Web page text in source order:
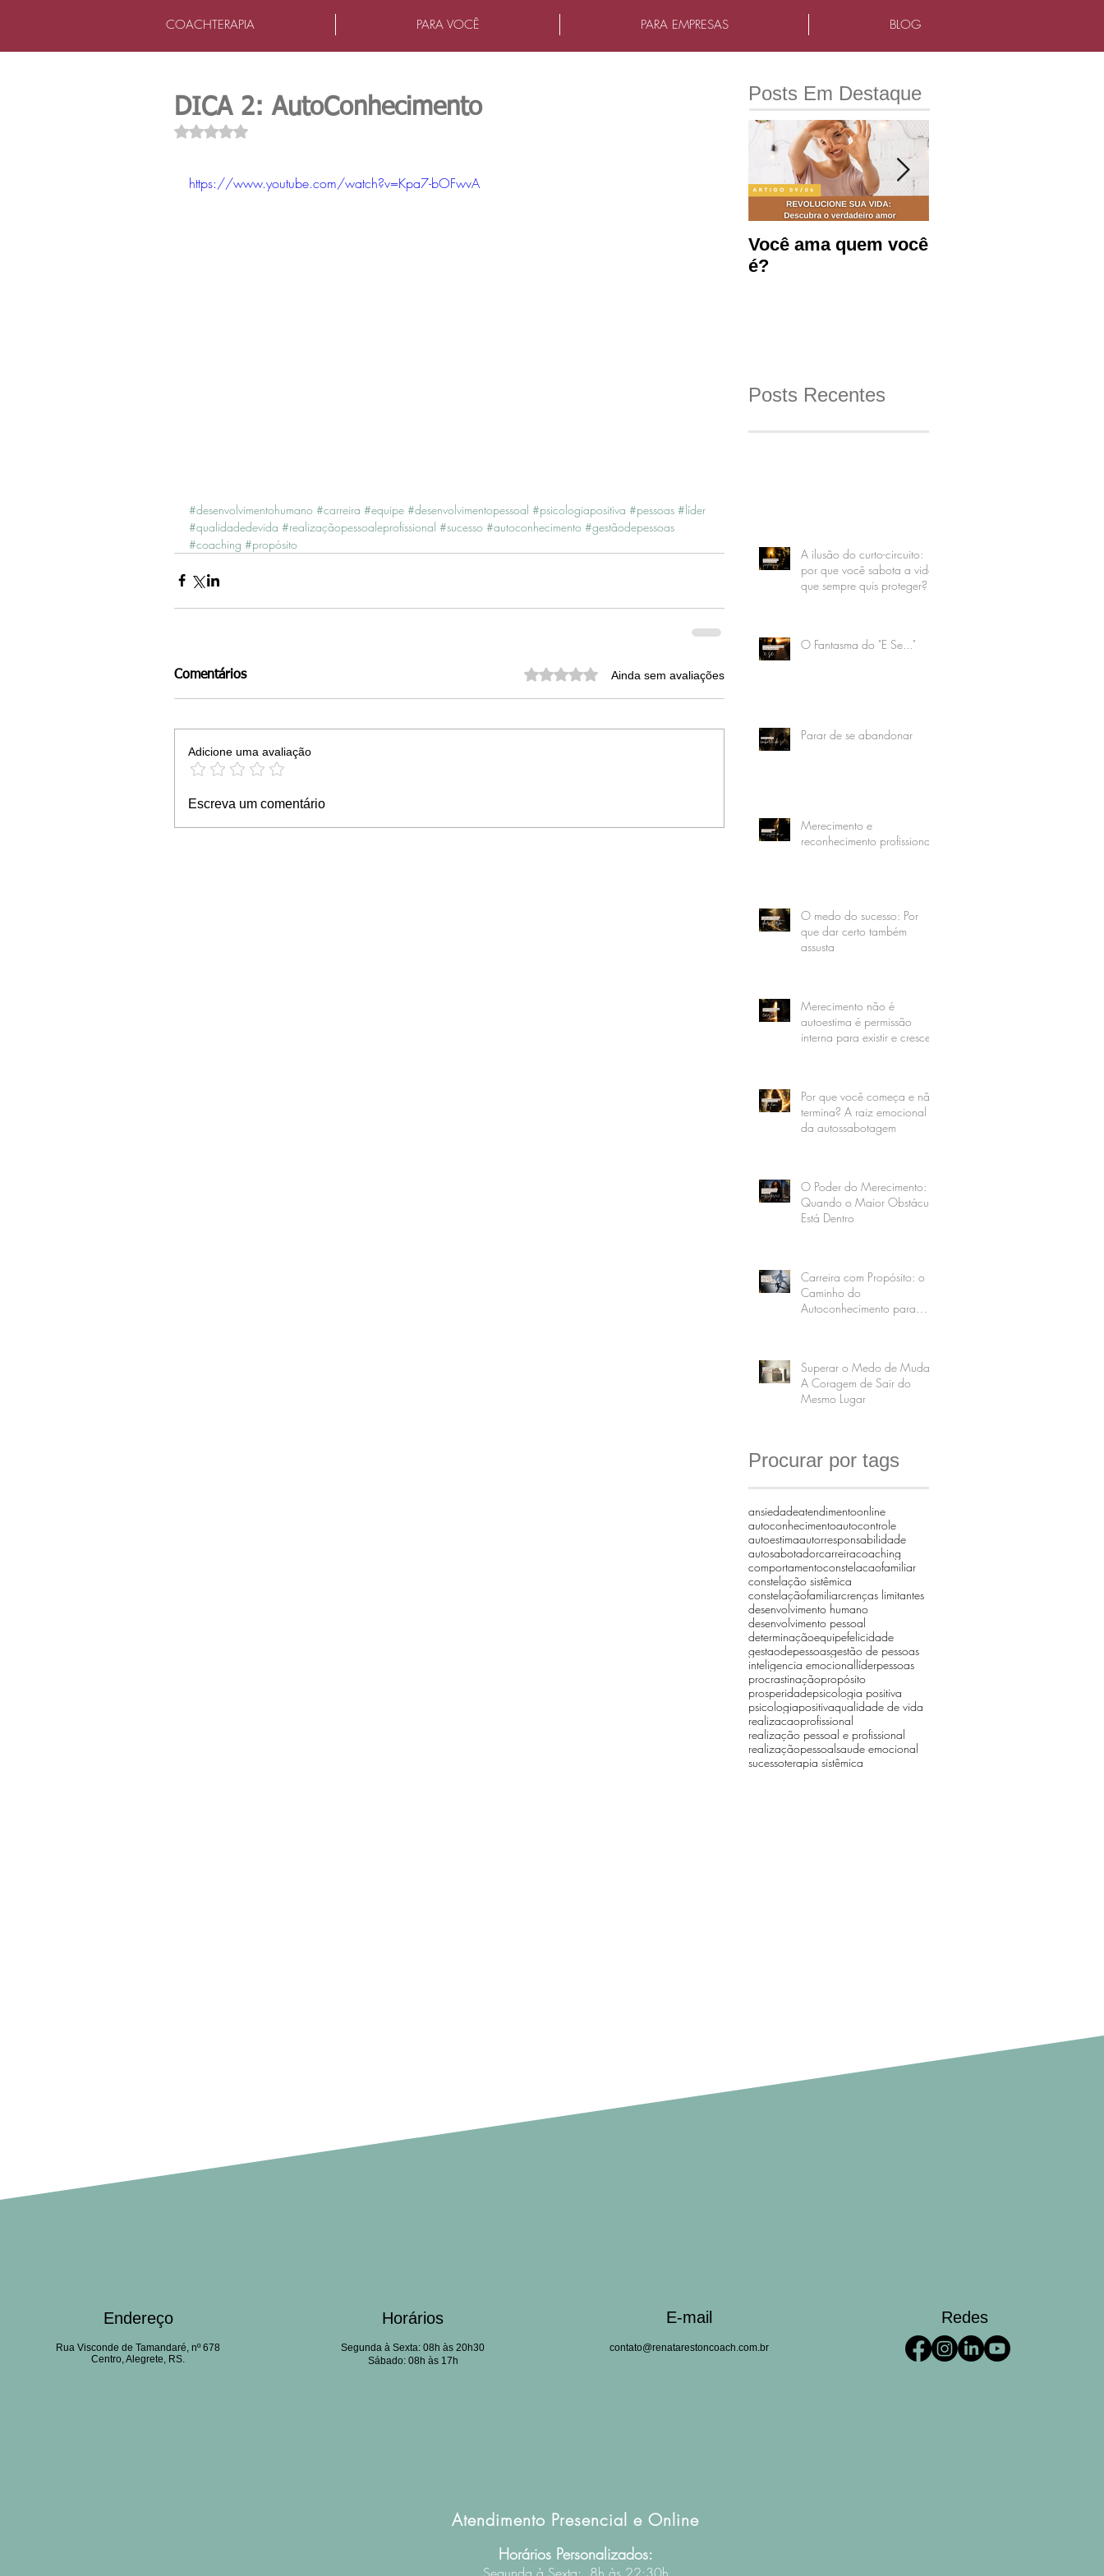
COACHTERAPIA PARA VOCÊ PARA EMPRESAS BLOG
DICA 2: AutoConhecimento
Avaliado com NaN de 5 estrelas.
https://www.youtube.com/watch?v=Kpa7-bOFwvA
#desenvolvimentohumano #carreira #equipe #desenvolvimentopessoal #psicologiapositiva #pessoas #líder
#qualidadedevida #realizaçãopessoaleprofissional #sucesso #autoconhecimento #gestãodepessoas
#coaching #propósito
Comentários Avaliado com 0 de 5 estrelas.Ainda sem avaliações
Adicione uma avaliação
Escreva um comentário
Posts Em Destaque
Você ama quem você
é?
Posts Recentes
A ilusão do curto-circuito:
por que você sabota a vida
que sempre quis proteger?
O Fantasma do "E Se..."
Parar de se abandonar
Merecimento e
reconhecimento profissional
O medo do sucesso: Por
que dar certo também
assusta
Merecimento não é
autoestima é permissão
interna para existir e crescer
Por que você começa e não
termina? A raiz emocional
da autossabotagem
O Poder do Merecimento:
Quando o Maior Obstáculo
Está Dentro
Carreira com Propósito: o
Caminho do
Autoconhecimento para
Superar o Medo de Mudar:
A Coragem de Sair do
Mesmo Lugar
Procurar por tags
ansiedadeatendimentoonline
autoconhecimentoautocontrole
autoestimaautorresponsabilidade
autosabotadorcarreiracoaching
comportamentoconstelacaofamiliar
constelação sistêmica
constelaçãofamiliarcrenças limitantes
desenvolvimento humano
desenvolvimento pessoal
determinaçãoequipefelicidade
gestaodepessoasgestão de pessoas
inteligencia emocionallíderpessoas
procrastinaçãopropósito
prosperidadepsicologia positiva
psicologiapositivaqualidade de vida
realizacaoprofissional
realização pessoal e profissional
realizaçãopessoalsaude emocional
sucessoterapia sistêmica
Endereço
Rua Visconde de Tamandaré, nº 678
Centro, Alegrete, RS.
Horários
Segunda à Sexta:08h às 20h30
Sábado: 08h às 17h
E-mail
contato@renatarestoncoach.com.br
Redes
Atendimento Presencial e Online
Horários Personalizados: